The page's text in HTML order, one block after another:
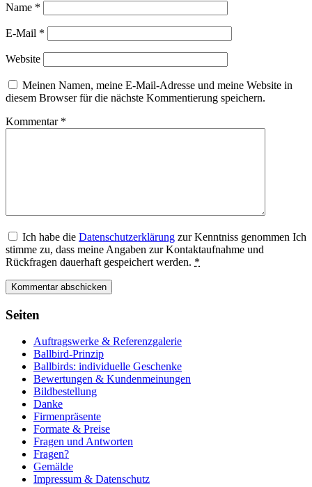
Name *
E-Mail *
Website
Meinen Namen, meine E-Mail-Adresse und meine Website in
diesem Browser für die nächste Kommentierung speichern.
Kommentar *
Ich habe die Datenschutzerklärung zur Kenntniss genommen Ich
stimme zu, dass meine Angaben zur Kontaktaufnahme und
Rückfragen dauerhaft gespeichert werden. *
Seiten
Auftragswerke & Referenzgalerie
Ballbird-Prinzip
Ballbirds: individuelle Geschenke
Bewertungen & Kundenmeinungen
Bildbestellung
Danke
Firmenpräsente
Formate & Preise
Fragen und Antworten
Fragen?
Gemälde
Impressum & Datenschutz